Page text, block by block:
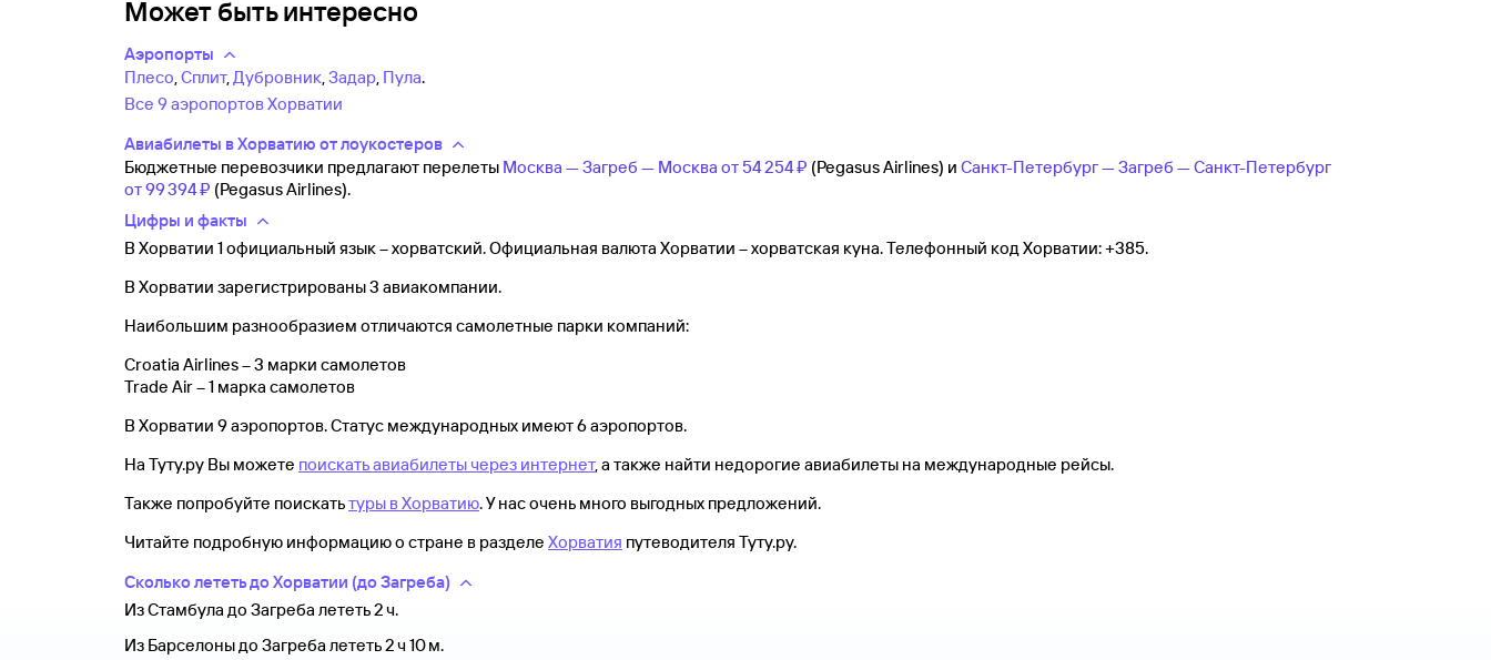
Может быть интересно
Аэропорты
Плесо,Сплит,Дубровник,Задар, Пула.
Все 9 аэропортов Хорватии
Авиабилеты в Хорватию от лоукостеров
Бюджетные перевозчики предлагают перелеты Москва — Загреб — Москва от54 ⁠254 ⁠₽ (Pegasus Airlines) и Санкт-Петербург — Загреб — Санкт-Петербург
от99 ⁠394 ⁠₽ (Pegasus Airlines).
Цифры и факты
В Хорватии 1 официальный язык – хорватский. Официальная валюта Хорватии – хорватская куна. Телефонный код Хорватии: +385.
В Хорватии зарегистрированы 3 авиакомпании.
Наибольшим разнообразием отличаются самолетные парки компаний:
Croatia Airlines – 3 марки самолетов
Trade Air – 1 марка самолетов
В Хорватии 9 аэропортов. Статус международных имеют 6 аэропортов.
На Туту.ру Вы можете поискать авиабилеты через интернет, а также найти недорогие авиабилеты на международные рейсы.
Также попробуйте поискатьтуры в Хорватию. У нас очень много выгодных предложений.
Читайте подробную информацию о стране в разделе Хорватия путеводителя Туту.ру.
Сколько лететь до Хорватии (до Загреба)
Из Стамбула до Загреба лететь 2 ч.
Из Барселоны до Загреба лететь 2 ч 10 м.